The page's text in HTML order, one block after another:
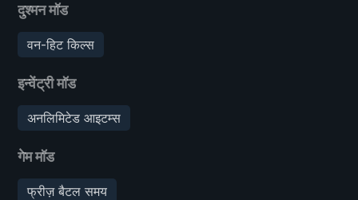
दुश्मन मॉड
वन-हिट किल्स
इन्वेंट्री मॉड
अनलिमिटेड आइटम्स
गेम मॉड
फ्रीज़ बैटल समय